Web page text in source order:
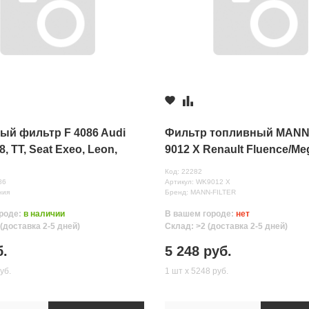
фильтр F 4086 Audi
TT, Seat Exeo, Leon,
в наличии
2-5 дней)
Фильтр топливный
9012 X Renault Fluence/
Код: 22282
Артикул: WK9012 X
Бренд: MANN-FILTER
В вашем городе: нет
Склад: >2 (доставка 2-5 дней)
5 248 руб.
1 шт х 5248 руб.